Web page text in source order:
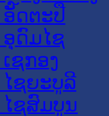
ດຕະປື
ດົມໄຊ
ຊກອງ
ຊຍະບູລີ
ຊສົມບູນ